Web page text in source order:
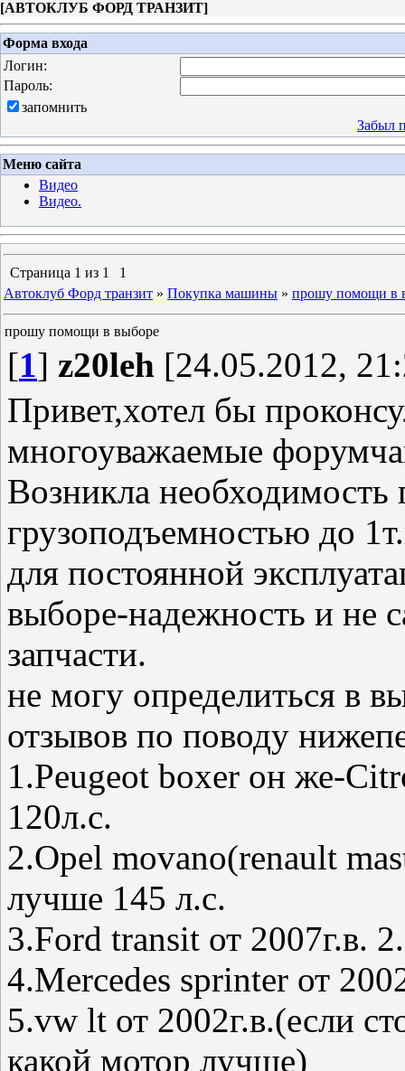
[АВТОКЛУБ ФОРД ТРАНЗИТ]
Форма входа
Логин:
Пароль:
запомнить
Забыл
Меню сайта
Видео
Видео.
Страница 1 из 1
1
Автоклуб Форд транзит » Покупка машины » прошу помощи в
прошу помощи в выборе
[1] z20leh [24.05.2012,
Привет,хотел бы
многоуважаемые
Возникла необходимость
грузоподъемностью до
для постоянной
выборе-надежность и не
запчасти.
не могу определиться в
отзывов по поводу
1.Peugeot boxer он же-
120л.с.
2.Opel movano(renault
лучше 145 л.с.
3.Ford transit от 2007г.в.
4.Mercedes sprinter от
5.vw lt от 2002г.в.(если
какой мотор лучше)